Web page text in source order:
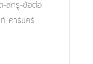
สกรู-ข้อต่อ
คาร์แคร์